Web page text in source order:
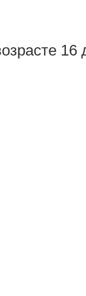
16